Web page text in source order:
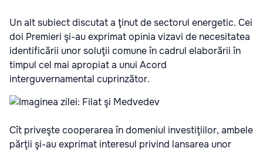
Un alt subiect discutat a ţinut de sectorul energetic. Cei
doi Premieri şi-au exprimat opinia vizavi de necesitatea
identificării unor soluţii comune în cadrul elaborării în
timpul cel mai apropiat a unui Acord
interguvernamental cuprinzător.
Cît priveşte cooperarea în domeniul investiţiilor, ambele
părţii şi-au exprimat interesul privind lansarea unor